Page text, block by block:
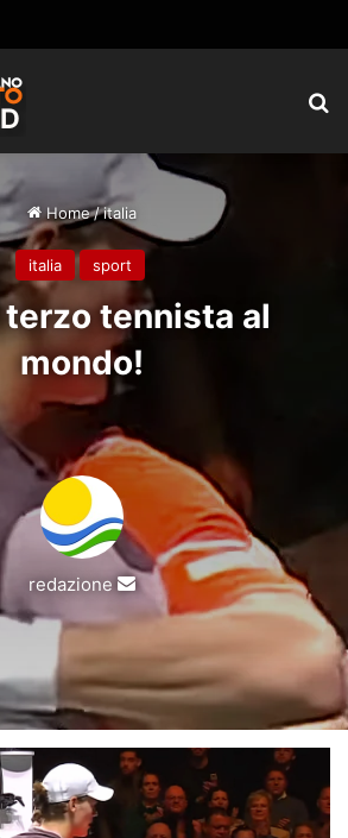
Home/italia
italia sport
tennista al
mondo!
redazione
Invia
un'email